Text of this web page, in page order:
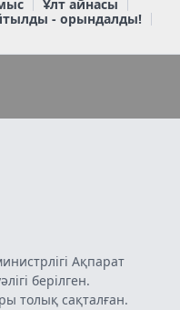
Ұлт айнасы
- орындалды!
Ақпарат
берілген.
толық сақталған.